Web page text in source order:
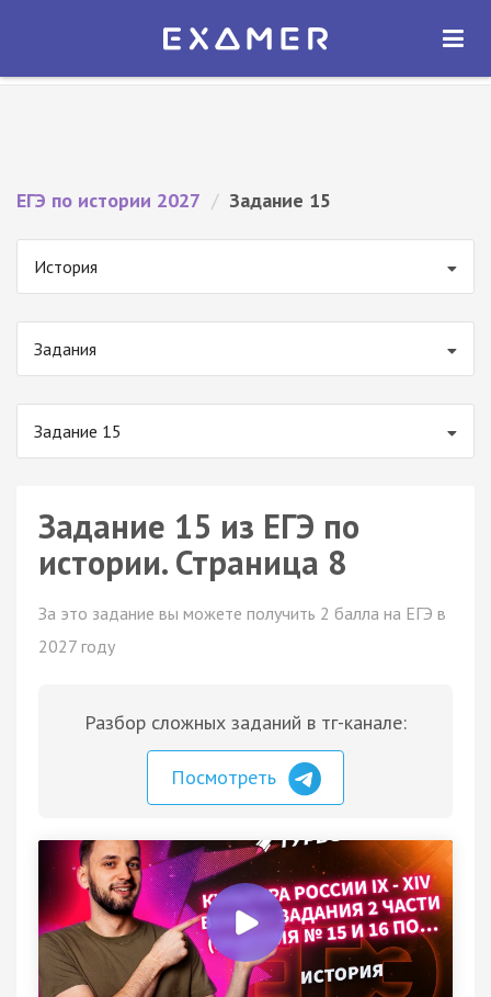
Экзамер — ЕГЭ 2027
ОТКРЫТЬ
ЕГЭ по истории 2027 / Задание 15
История
Задания
Задание 15
Задание 15 из ЕГЭ по
истории. Страница 8
За это задание вы можете получить 2 балла на ЕГЭ в
2027 году
Разбор сложных заданий в тг-канале:
Посмотреть